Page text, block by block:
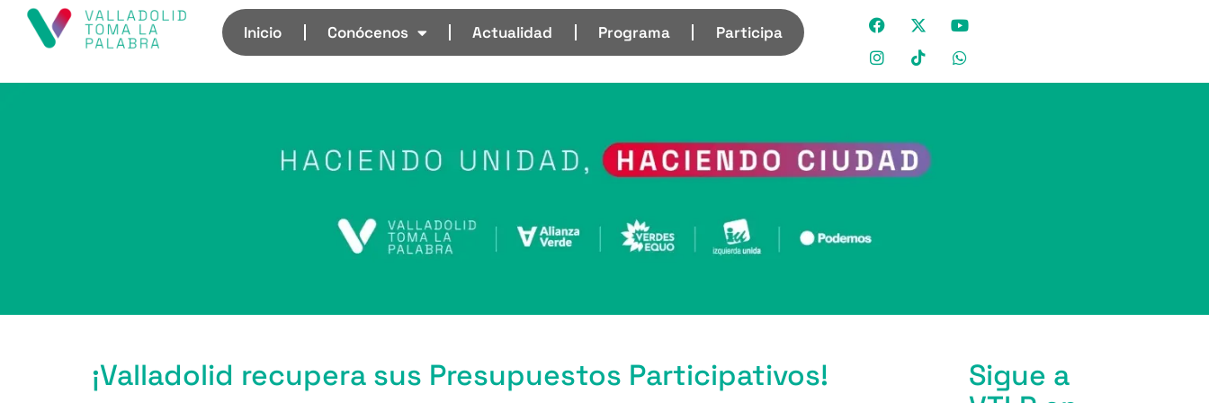
Inicio Conócenos Actualidad Programa Participa
¡Valladolid recupera sus Presupuestos Participativos!
Sigue a